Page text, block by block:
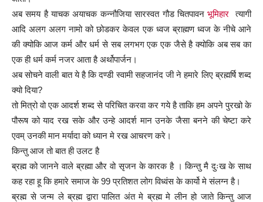
अब समय है याचक अयाचक कन्नौजिया सारस्वत गौड चितपावनभूमिहार त्यागी
आदि अलग अलग नामो को छोडकर केवल एक ध्वज ब्राह्मण ध्वज के नीचे आने
की क्योकि आज कर्म और धर्म से सब लगभग एक एक जैसे है क्योकि अब सब का
एक ही धर्म कर्म नजर आता है अर्थोपार्जन।
अब सोचने वाली बात ये है कि दण्डी स्वामी सहजानंद जी ने हमारे लिए ब्रह्मर्षि शब्द
क्यो दिया?
तो मित्रो वो एक आदर्श शब्द से परिचित करवा कर गये है ताकि हम अपने पुरखो के
पौरूष को याद रख सके और उन्हे आदर्श मान उनके जैसा बनने की चेष्टा करे
एवम् उनकी मान मर्यादा को ध्यान मे रख आचरण करे।
किन्तु आज तो बात ही उलट है
ब्रह्म को जानने वाले ब्रह्मा और वो सृजन के कारक है । किन्तु मै दुःख के साथ
कह रहा हू कि हमारे समाज के 99 प्रतिशत लोग विध्वंस के कार्यो मे संलग्न है।
ब्रह्म से जन्म ले ब्रह्म द्वारा पालित अंत मे ब्रह्म मे लीन हो जाते किन्तु आज